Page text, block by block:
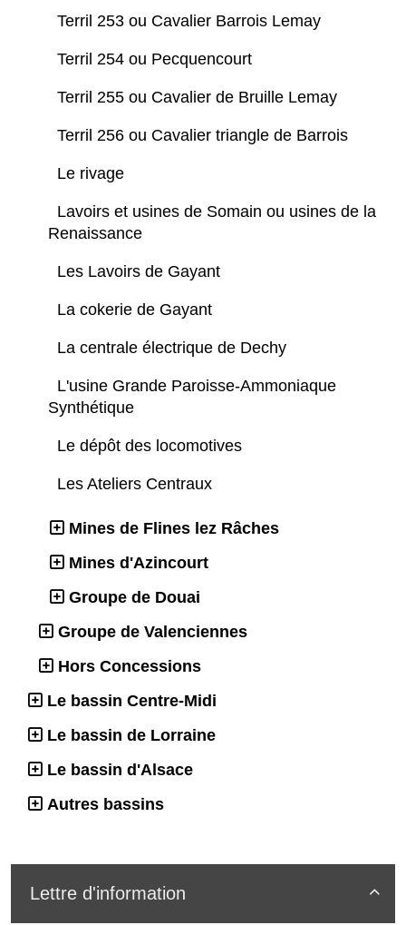
Terril 253 ou Cavalier Barrois Lemay
Terril 254 ou Pecquencourt
Terril 255 ou Cavalier de Bruille Lemay
Terril 256 ou Cavalier triangle de Barrois
Le rivage
Lavoirs et usines de Somain ou usines de la
Renaissance
Les Lavoirs de Gayant
La cokerie de Gayant
La centrale électrique de Dechy
L'usine Grande Paroisse-Ammoniaque
Synthétique
Le dépôt des locomotives
Les Ateliers Centraux
Mines de Flines lez Râches
Mines d'Azincourt
Groupe de Douai
Groupe de Valenciennes
Hors Concessions
Le bassin Centre-Midi
Le bassin de Lorraine
Le bassin d'Alsace
Autres bassins

Lettre d'information